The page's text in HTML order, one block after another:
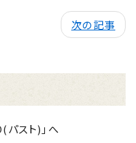
次の記事
スト)」へ